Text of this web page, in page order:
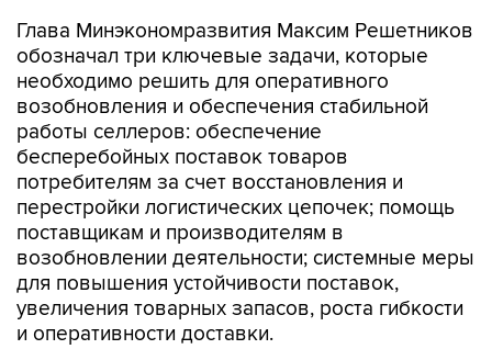
Глава Минэкономразвития Максим Решетников
обозначал три ключевые задачи, которые
необходимо решить для оперативного
возобновления и обеспечения стабильной
работы селлеров: обеспечение
бесперебойных поставок товаров
потребителям за счет восстановления и
перестройки логистических цепочек; помощь
поставщикам и производителям в
возобновлении деятельности; системные меры
для повышения устойчивости поставок,
увеличения товарных запасов, роста гибкости
и оперативности доставки.